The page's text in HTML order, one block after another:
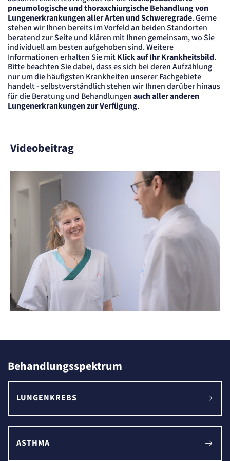
pneumologische und thoraxchiurgische Behandlung von
Lungenerkrankungen aller Arten und Schweregrade. Gerne
stehen wir Ihnen bereits im Vorfeld an beiden Standorten
beratend zur Seite und klären mit Ihnen gemeinsam, wo Sie
individuell am besten aufgehoben sind. Weitere
Informationen erhalten Sie mitKlick auf Ihr Krankheitsbild.
Bitte beachten Sie dabei, dass es sich bei deren Aufzählung
nur um die häufigsten Krankheiten unserer Fachgebiete
handelt - selbstverständlich stehen wir Ihnen darüber hinaus
für die Beratung und Behandlungenauch aller anderen
Lungenerkrankungen zur Verfügung.
Videobeitrag
Behandlungsspektrum
LUNGENKREBS
ASTHMA
24 Std.